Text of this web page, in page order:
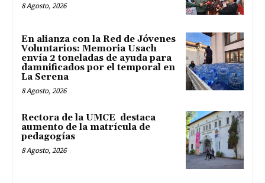
8 Agosto, 2026
En alianza con la Red de Jóvenes
Voluntarios: Memoria Usach
envía 2 toneladas de ayuda para
damnificados por el temporal en
La Serena
8 Agosto, 2026
Rectora de la UMCE destaca
aumento de la matrícula de
pedagogías
8 Agosto, 2026